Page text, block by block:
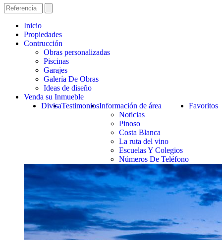
Inicio
Propiedades
Contrucción
Obras personalizadas
Piscinas
Garajes
Galería De Obras
Ideas de diseño
Venda su Inmueble
Favoritos
Información de área
Noticias
Pinoso
Costa Blanca
La ruta del vino
Escuelas Y Colegios
Números De Teléfono
Testimonios
Divisa